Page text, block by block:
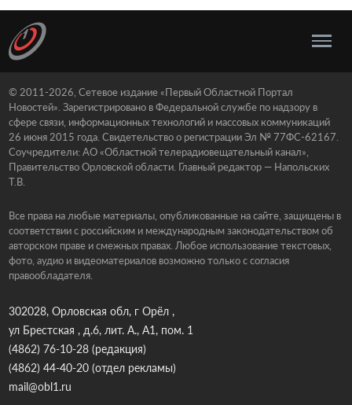
© 2011-2026, Сетевое издание «Первый Областной Портал
Новостей». Зарегистрировано в Федеральной службе по надзору в
сфере связи, информационных технологий и массовых коммуникаций
26 июня 2015 года. Свидетельство о регистрации Эл № 77ФС-62167.
Соучредители: АО «Областной телерадиовещательный канал»,
Правительство Орловской области. Главный редактор — Напольских
Т.В.
Все права на любые материалы, опубликованные на сайте, защищены в
соответствии с российским и международным законодательством об
авторском праве и смежных правах. Любое использование текстовых,
фото, аудио и видеоматериалов возможно только с согласия
правообладателя.
302028, Орловская обл, г Орёл ,
ул Брестская , д.6, лит. А., А1, пом. 1
(4862) 76-10-28(редакция)
(4862) 44-40-20(отдел рекламы)
mail@obl1.ru